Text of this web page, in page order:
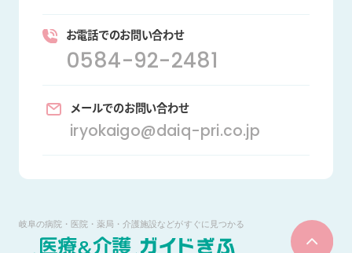
お電話でのお問い合わせ
0584-92-2481
メールでのお問い合わせ
iryokaigo@daiq-pri.co.jp